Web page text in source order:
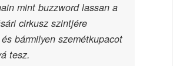
mint buzzword lassan a
cirkusz szintjére
bármilyen szemétkupacot
tesz.